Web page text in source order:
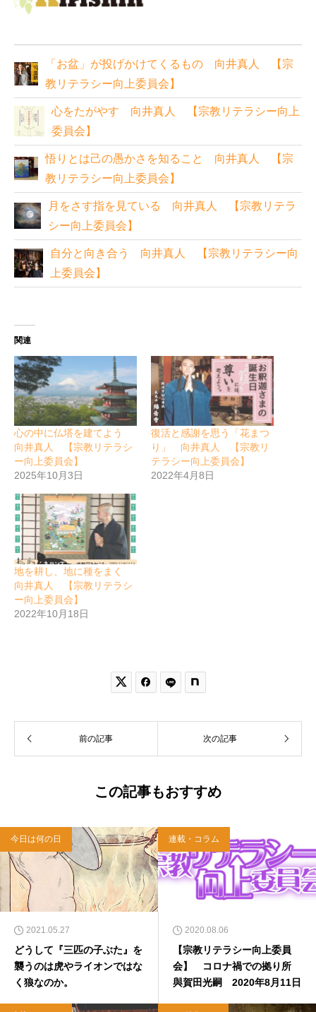
「お盆」が投げかけてくるもの 向井真人 【宗
教リテラシー向上委員会】
心をたがやす 向井真人 【宗教リテラシー向上
委員会】
悟りとは己の愚かさを知ること 向井真人 【宗
教リテラシー向上委員会】
月をさす指を見ている 向井真人 【宗教リテラ
シー向上委員会】
自分と向き合う 向井真人 【宗教リテラシー向
上委員会】
関連
心の中に仏塔を建てよう
向井真人 【宗教リテラシ
ー向上委員会】
2025年10月3日
復活と感謝を思う「花まつ
り」 向井真人 【宗教リ
テラシー向上委員会】
2022年4月8日
地を耕し、地に種をまく
向井真人 【宗教リテラシ
ー向上委員会】
2022年10月18日
 
前の記事 次の記事
この記事もおすすめ
今日は何の日
2021.05.27
どうして『三匹の子ぶた』を
襲うのは虎やライオンではな
く狼なのか。
連載・コラム
2020.08.06
【宗教リテラシー向上委員
会】 コロナ禍での拠り所
與賀田光嗣 2020年8月11日